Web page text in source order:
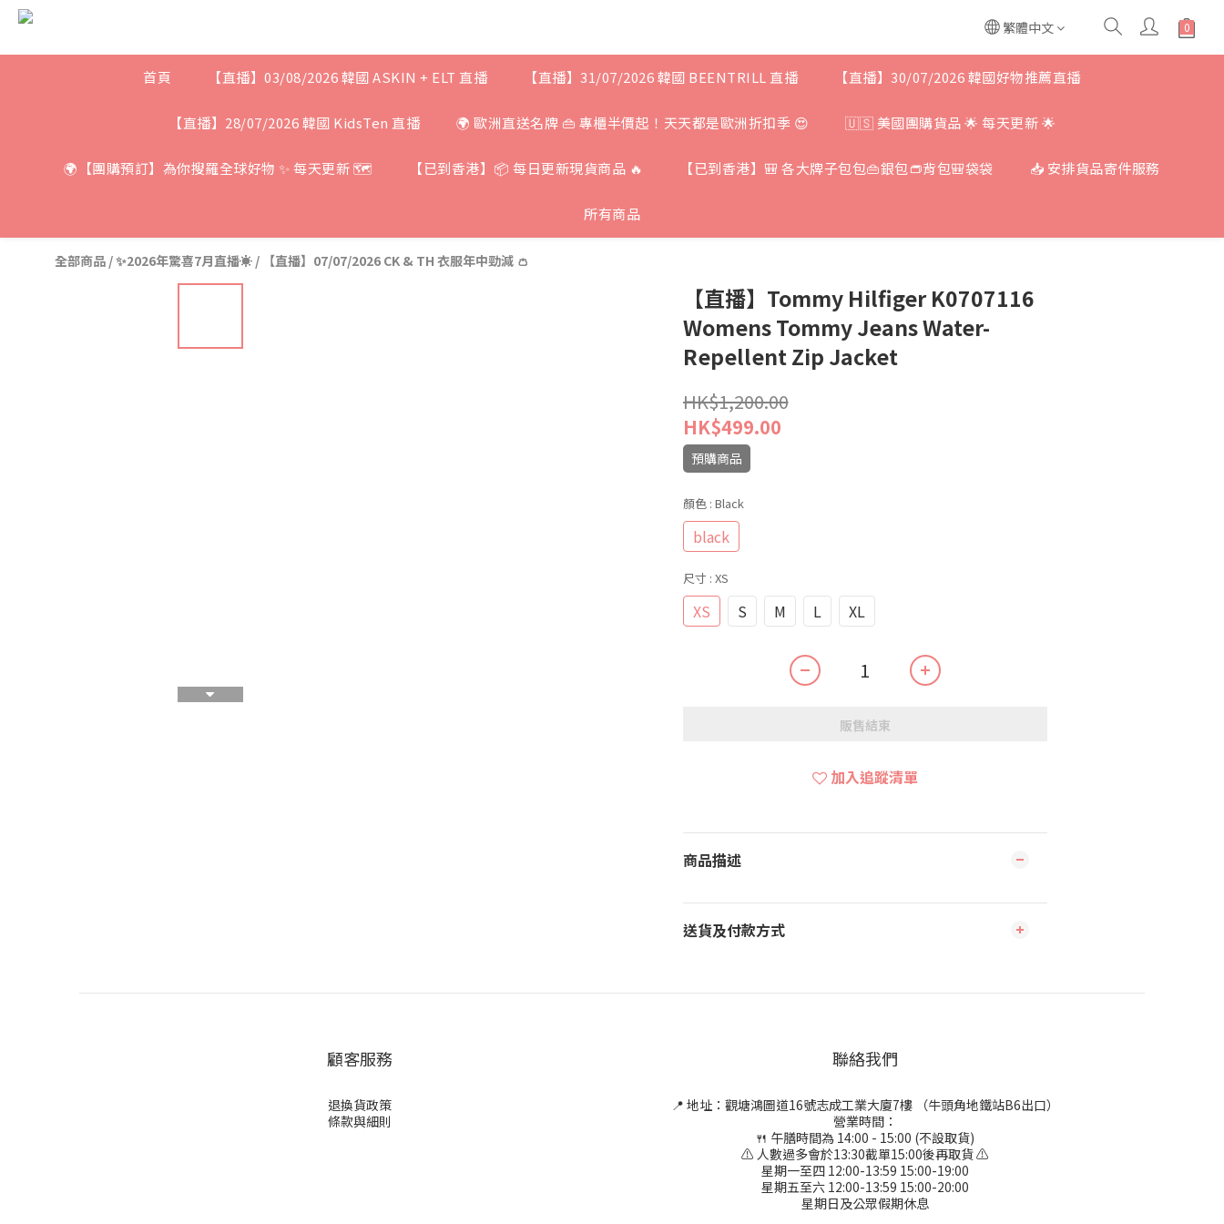
繁體中文
首頁 【直播】03/08/2026 韓國 ASKIN + ELT 直播 【直播】31/07/2026 韓國 BEENTRILL 直播 【直播】30/07/2026 韓國好物推薦直播
【直播】28/07/2026 韓國 KidsTen 直播 🌍 歐洲直送名牌 👜 專櫃半價起！天天都是歐洲折扣季 😍 🇺🇸 美國團購貨品 🌟 每天更新 🌟
🌍【團購預訂】為你搜羅全球好物 ✨ 每天更新 🗺 【已到香港】📦 每日更新現貨商品 🔥 【已到香港】🎒 各大牌子包包👜銀包👝背包🎒袋袋 📥 安排貨品寄件服務
所有商品
全部商品 /✨2026年驚喜7月直播☀️ / 【直播】07/07/2026 CK & TH 衣服年中勁減 👛
【直播】Tommy Hilfiger K0707116
Womens Tommy Jeans Water-
Repellent Zip Jacket
HK$1,200.00
HK$499.00
預購商品
顏色 : Black
black
尺寸 : XS
XS S M L XL
販售結束
加入追蹤清單
商品描述
送貨及付款方式
顧客服務
退換貨政策
條款與細則
聯絡我們
📍 地址：觀塘鴻圖道16號志成工業大廈7樓 （牛頭角地鐵站B6出口）
營業時間：
🍴 午膳時間為 14:00 - 15:00 (不設取貨)
⚠ 人數過多會於13:30截單15:00後再取貨 ⚠
星期一至四 12:00-13:59 15:00-19:00
星期五至六 12:00-13:59 15:00-20:00
星期日及公眾假期休息